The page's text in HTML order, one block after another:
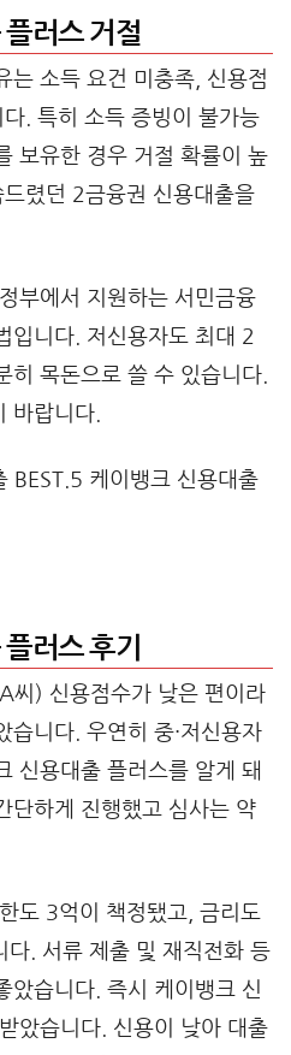
러스 거절
는 소득 요건 미충족, 신용점
. 특히 소득 증빙이 불가능
보유한 경우 거절 확률이 높
렸던 2금융권 신용대출을
부에서 지원하는 서민금융
입니다. 저신용자도 최대 2
히 목돈으로 쓸 수 있습니다.
바랍니다.
러스 후기
씨) 신용점수가 낮은 편이라
습니다. 우연히 중·저신용자
신용대출 플러스를 알게 돼
단하게 진행했고 심사는 약
도 3억이 책정됐고, 금리도
. 서류 제출 및 재직전화 등
았습니다. 즉시 케이뱅크 신
았습니다. 신용이 낮아 대출